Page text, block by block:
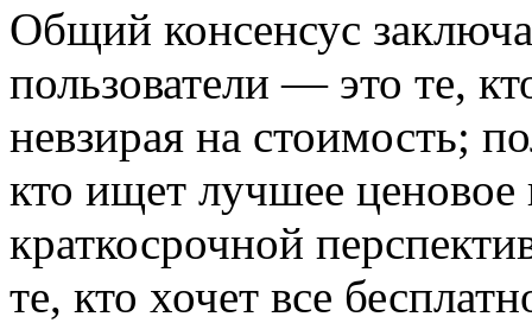
Общий консенсус
пользователи — это те,
невзирая на стоимость;
кто ищет лучшее ценовое
краткосрочной
те, кто хочет все